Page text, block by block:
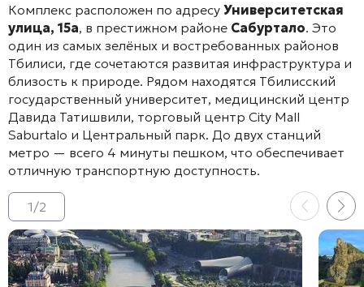
Комплекс расположен по адресу Университетская
улица, 15а, в престижном районе Сабуртало. Это
один из самых зелёных и востребованных районов
Тбилиси, где сочетаются развитая инфраструктура и
близость к природе. Рядом находятся Тбилисский
государственный университет, медицинский центр
Давида Татишвили, торговый центр City Mall
Saburtalo и Центральный парк. До двух станций
метро — всего 4 минуты пешком, что обеспечивает
отличную транспортную доступность.
1/2